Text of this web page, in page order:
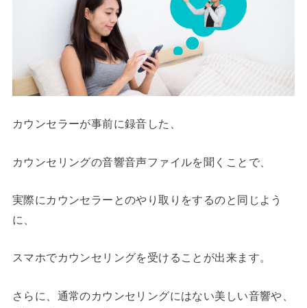
カウンセラーが事前に録音した、
カウンセリングの音響音声ファイルを聞くことで、
実際にカウンセラーとのやり取りをするのと同じよう
に、
スマホでカウンセリングを受けることが出来ます。
さらに、通常のカウンセリングにはない美しい音響や、